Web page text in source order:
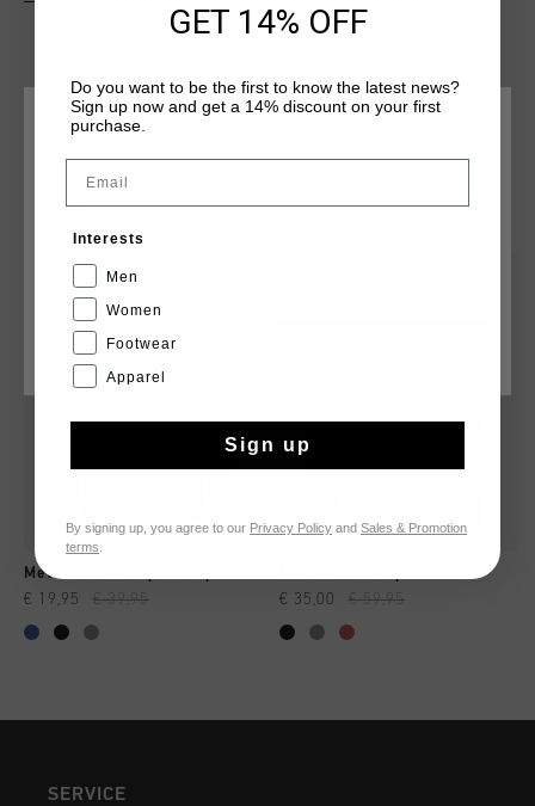
gevoerd met zachte poly fleece. De rits is voorzien van een
de borst en contrasterende panelen rond de schouders.
DIT VIND JE MISSCHIEN OOK LEUK
Metabolic 1/4 Zip LS Top
€ 19,95 € 39,95 € 35,00 € 59,95
SERVICE
KIES JE LOCATIE EN TAAL
CANCEL
GET 14% OFF
Do you want to be the first to know the latest news?
Sign up now and get a 14% discount on your first
purchase.
Interests
Men
Women
Footwear
Apparel
Sign up
By signing up, you agree to our Privacy Policy and Sales & Promotion
terms